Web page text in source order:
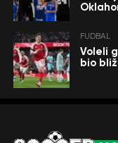
FUDBAL
Voleli
bio